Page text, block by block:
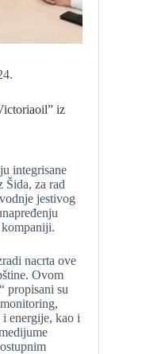
iz
integrisane
Šida, za rad
jestivog
kompaniji.
nacrta ove
Ovom
propisani su
energije, kao i